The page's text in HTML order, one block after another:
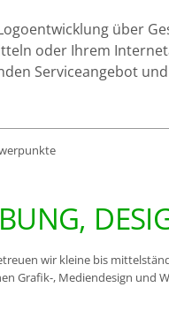
über
oder Ihrem
Serviceangebot
wir kleine bis
Grafik-, Mediendesign und